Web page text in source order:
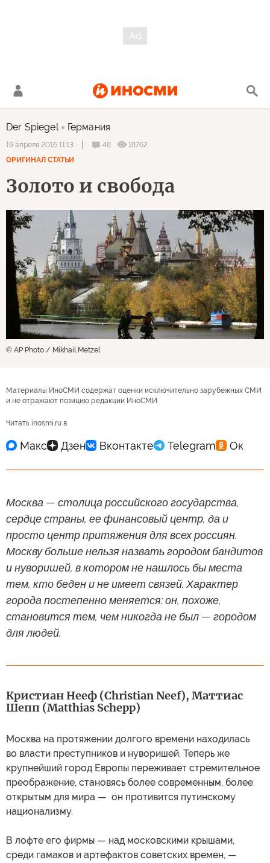
Der Spiegel Германия
19 апреля 2016 11:13 48
18762
ОРИГИНАЛ СТАТЬИ
Золото и свобода
© AP Photo / Mikhail Metzel
Материалы ИноСМИ содержат оценки исключительно зарубежных СМИ
и не отражают позицию редакции ИноСМИ
Читать inosmi.ru в
Москва — столица российского государства,
сердце страны, ее финансовый центр, да и
просто центр притяжения для всех россиян.
Москву больше нельзя назвать городом бандитов
и нуворишей, в котором не нашлось бы места
тем, кто беден и не имеет связей. Характер
города постепенно меняется: он, похоже,
становится тем, чем никогда не был — городом
для людей.
Кристиан Нееф (Christian Neef), Маттиас
Шепп (Matthias Schepp)
Москва на протяжении долгого времени находилась
во власти преступников и нуворишей. Теперь же
крупнейший город Европы переживает стремительное
преображение, становясь более современным, более
открытым для мира — он противится путинскому
национализму.
В лофте его фирмы — над московскими крышами,
среди гамаков и артефактов советских времен, —